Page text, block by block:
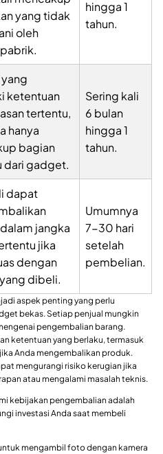
yang tidak
oleh
hingga 1
tahun.
ketentuan
tertentu,
hanya
bagian
dari gadget.
Sering kali
6 bulan
hingga 1
tahun.
dapat
jangka
jika
dengan
dibeli.
Umumnya
7-30 hari
setelah
pembelian.
aspek penting yang perlu
bekas. Setiap penjual mungkin
pengembalian barang.
ketentuan yang berlaku, termasuk
Anda mengembalikan produk.
mengurangi risiko kerugian jika
atau mengalami masalah teknis.
kebijakan pengembalian adalah
investasi Anda saat membeli
mengambil foto dengan kamera